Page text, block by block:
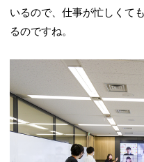
いるので、仕事が忙しくて
るのですね。